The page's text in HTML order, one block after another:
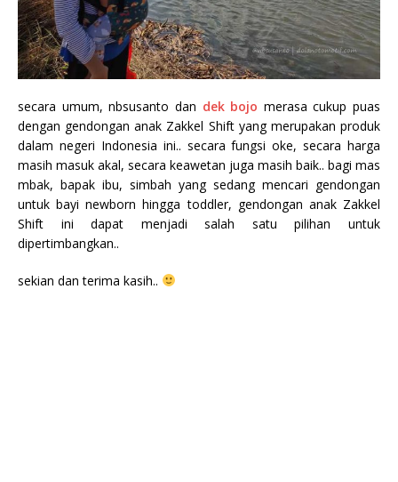
secara umum, nbsusanto dan dek bojo merasa cukup puas
dengan gendongan anak Zakkel Shift yang merupakan produk
dalam negeri Indonesia ini.. secara fungsi oke, secara harga
masih masuk akal, secara keawetan juga masih baik.. bagi mas
mbak, bapak ibu, simbah yang sedang mencari gendongan
untuk bayi newborn hingga toddler, gendongan anak Zakkel
Shift ini dapat menjadi salah satu pilihan untuk
dipertimbangkan..
sekian dan terima kasih..